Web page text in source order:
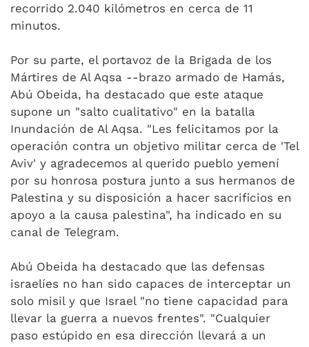
recorrido 2.040 kilómetros en cerca de 11
minutos.
Por su parte, el portavoz de la Brigada de los
Mártires de Al Aqsa --brazo armado de Hamás,
Abú Obeida, ha destacado que este ataque
supone un "salto cualitativo" en la batalla
Inundación de Al Aqsa. "Les felicitamos por la
operación contra un objetivo militar cerca de 'Tel
Aviv' y agradecemos al querido pueblo yemení
por su honrosa postura junto a sus hermanos de
Palestina y su disposición a hacer sacrificios en
apoyo a la causa palestina", ha indicado en su
canal de Telegram.
Abú Obeida ha destacado que las defensas
israelíes no han sido capaces de interceptar un
solo misil y que Israel "no tiene capacidad para
llevar la guerra a nuevos frentes". "Cualquier
paso estúpido en esa dirección llevará a un